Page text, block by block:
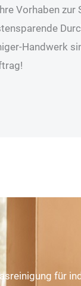
Vorhaben
Handwerk
für